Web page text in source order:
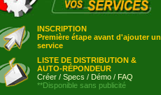
INSCRIPTION
Première étape avant d'ajouter un
service
LISTE DE DISTRIBUTION &
AUTO-RÉPONDEUR
Créer / Specs / Démo / FAQ
**Disponible sans publicité